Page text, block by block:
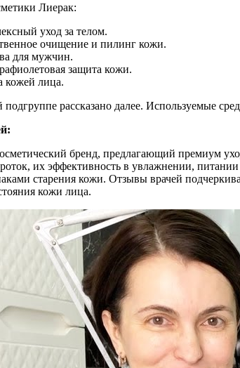
Лиерак:
уход за телом.
очищение и пилинг кожи.
для мужчин.
защита кожи.
кожей лица.
рассказано далее. Используемые
бренд, предлагающий премиум
их эффективность в увлажнении,
старения кожи. Отзывы врачей
кожи лица.